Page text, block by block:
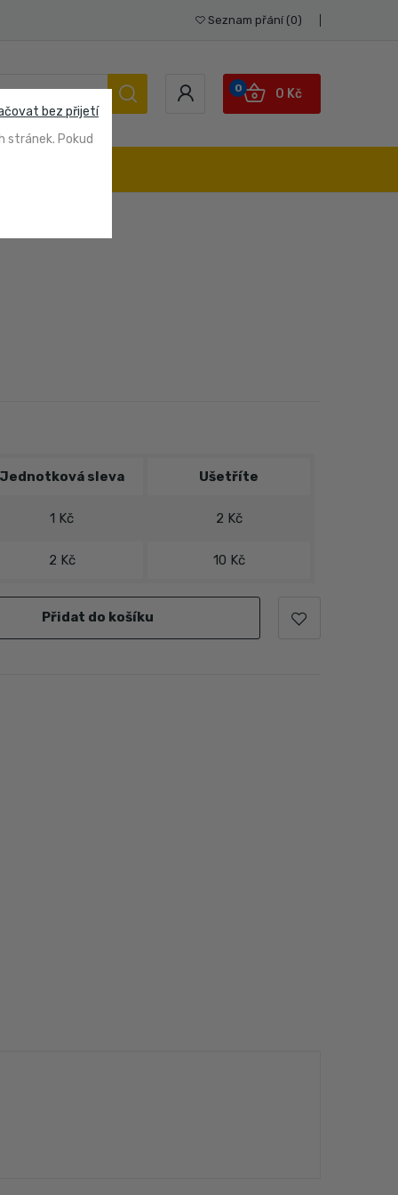
Seznam přání 0
0 Kč
0
Jednotková sleva Ušetříte
1 Kč 2 Kč
2 Kč 10 Kč
Přidat do košíku
bez přijetí
stránek. Pokud